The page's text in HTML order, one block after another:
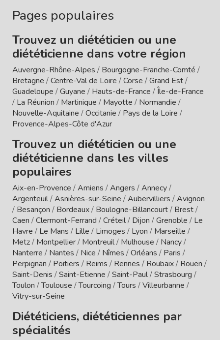
Pages populaires
Trouvez un diététicien ou une
diététicienne dans votre région
Auvergne-Rhône-Alpes / Bourgogne-Franche-Comté /
Bretagne /Centre-Val de Loire /Corse /Grand Est/
Guadeloupe /Guyane / Hauts-de-France /Île-de-France
/ La Réunion / Martinique / Mayotte / Normandie /
Nouvelle-Aquitaine /Occitanie / Pays de la Loire /
Provence-Alpes-Côte d'Azur
Trouvez un diététicien ou une
diététicienne dans les villes
populaires
Aix-en-Provence /Amiens /Angers /Annecy/
Argenteuil/Asnières-sur-Seine /Aubervilliers /Avignon
/ Besançon / Bordeaux/ Boulogne-Billancourt/ Brest/
Caen /Clermont-Ferrand /Créteil/ Dijon /Grenoble / Le
Havre / Le Mans / Lille / Limoges / Lyon / Marseille /
Metz/ Montpellier/ Montreuil/ Mulhouse / Nancy/
Nanterre / Nantes / Nice / Nîmes /Orléans / Paris /
Perpignan / Poitiers / Reims / Rennes / Roubaix/ Rouen /
Saint-Denis /Saint-Etienne /Saint-Paul/Strasbourg /
Toulon /Toulouse /Tourcoing /Tours /Villeurbanne /
Vitry-sur-Seine
Diététiciens, diététiciennes par
spécialités